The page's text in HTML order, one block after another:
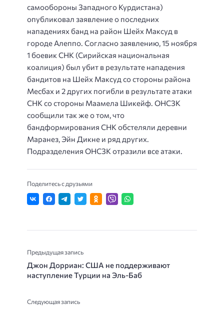
самообороны Западного Курдистана)
опубликовал заявление о последних
нападениях банд на район Шейх Максуд в
городе Алеппо. Согласно заявлению, 15 ноября
1 боевик СНК (Сирийская национальная
коалиция) был убит в результате нападения
бандитов на Шейх Максуд со стороны района
Месбах и 2 других погибли в результате атаки
СНК со стороны Маамела Шикейф. ОНСЗК
сообщили так же о том, что
бандформирования СНК обстеляли деревни
Маранез, Эйн Дикне и ряд других.
Подразделения ОНСЗК отразили все атаки.
Поделитесь с друзьями
Предыдущая запись
Джон Дорриан: США не поддерживают
наступление Турции на Эль-Баб
Следующая запись